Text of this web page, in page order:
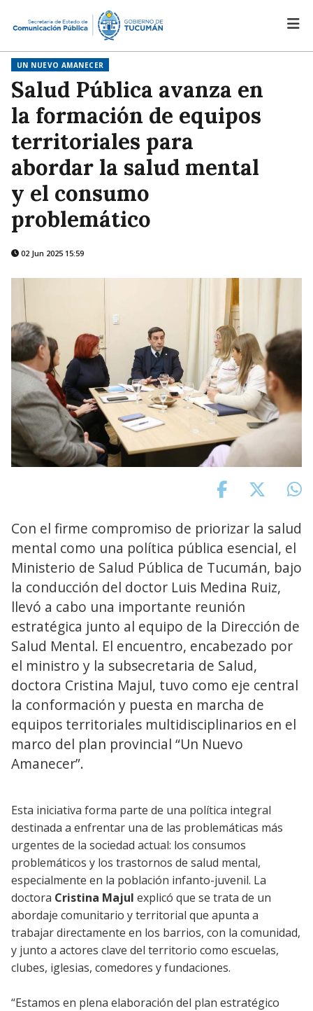
UN NUEVO AMANECER
Salud Pública avanza en
la formación de equipos
territoriales para
abordar la salud mental
y el consumo
problemático
02 Jun 2025 15:59
Con el firme compromiso de priorizar la salud
mental como una política pública esencial, el
Ministerio de Salud Pública de Tucumán, bajo
la conducción del doctor Luis Medina Ruiz,
llevó a cabo una importante reunión
estratégica junto al equipo de la Dirección de
Salud Mental. El encuentro, encabezado por
el ministro y la subsecretaria de Salud,
doctora Cristina Majul, tuvo como eje central
la conformación y puesta en marcha de
equipos territoriales multidisciplinarios en el
marco del plan provincial “Un Nuevo
Amanecer”.
Esta iniciativa forma parte de una política integral
destinada a enfrentar una de las problemáticas más
urgentes de la sociedad actual: los consumos
problemáticos y los trastornos de salud mental,
especialmente en la población infanto-juvenil. La
doctora Cristina Majul explicó que se trata de un
abordaje comunitario y territorial que apunta a
trabajar directamente en los barrios, con la comunidad,
y junto a actores clave del territorio como escuelas,
clubes, iglesias, comedores y fundaciones.
“Estamos en plena elaboración del plan estratégico